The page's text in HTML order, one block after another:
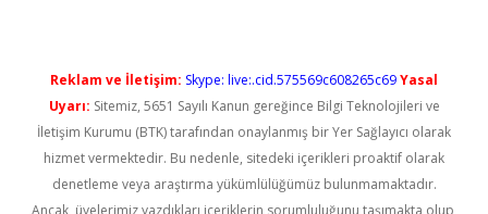
Reklam ve İletişim: Skype: live:.cid.575569c608265c69Yasal
Uyarı: Sitemiz, 5651 Sayılı Kanun gereğince Bilgi Teknolojileri ve
İletişim Kurumu (BTK) tarafından onaylanmış bir Yer Sağlayıcı olarak
hizmet vermektedir. Bu nedenle, sitedeki içerikleri proaktif olarak
denetleme veya araştırma yükümlülüğümüz bulunmamaktadır.
Ancak, üyelerimiz yazdıkları içeriklerin sorumluluğunu taşımakta olup,